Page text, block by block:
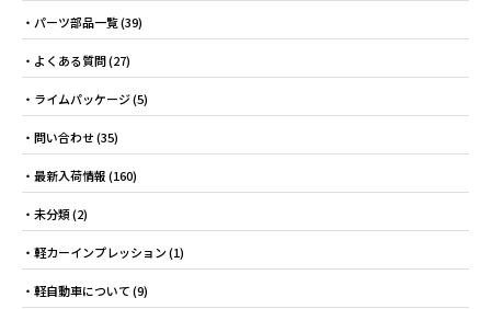
パーツ部品一覧(39)
よくある質問(27)
ライムパッケージ(5)
問い合わせ(35)
最新入荷情報(160)
未分類(2)
軽カーインプレッション(1)
軽自動車について(9)